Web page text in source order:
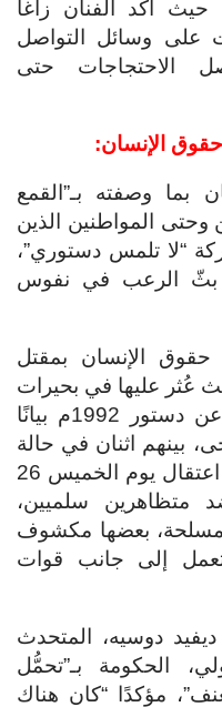
أكَّد الفنان زاغا
على وسائل التواصل
الاحتجاجات حتى
الإنسان:
وصفته بـ”القمع
وحتى المواطنين الذين
“لا تلمس دستوري”،
بثّ الرعب في نفوس
الإنسان بمقتل
عليها في بحيرات
لومي. وأصدرت جبهة الدفاع عن دستور 1992م بيانًا
بينهم اثنان في حالة
حرجة، وأكثر من عشرين حالة اعتقال يوم الخميس 26
متظاهرين سلميين،
مسلحة، بعضها مكشوف
تعمل إلى جانب قوات
دوسيه، المتحدث
الحكومة بـ”تحمُّل
مؤكدًا “كان هناك